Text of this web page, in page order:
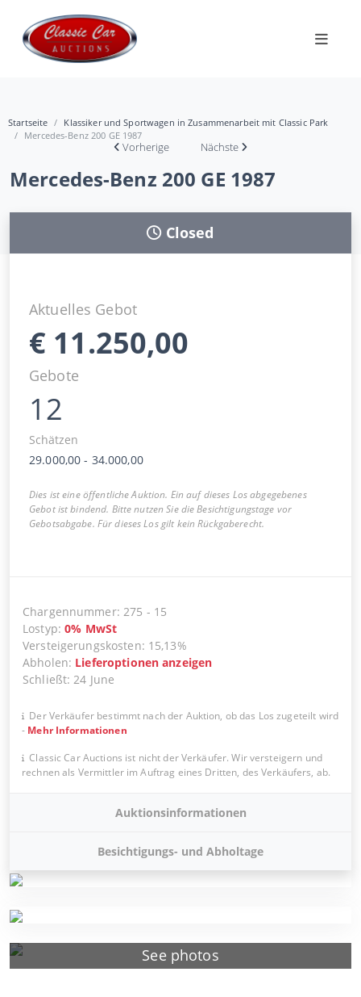
Startseite
Klassiker und Sportwagen in Zusammenarbeit mit Classic Park
Mercedes-Benz 200 GE 1987
Vorherige Nächste
Mercedes-Benz 200 GE 1987
See photos
Closed
Aktuelles Gebot
€ 11.250,00
Gebote
12
Schätzen
29.000,00 - 34.000,00
Dies ist eine öffentliche Auktion. Ein auf dieses Los abgegebenes
Gebot ist bindend. Bitte nutzen Sie die Besichtigungstage vor
Gebotsabgabe. Für dieses Los gilt kein Rückgaberecht.
Chargennummer:275 - 15
Lostyp:0% MwSt
Versteigerungskosten: 15,13%
Abholen: Lieferoptionen anzeigen
Schließt:24 June
Der Verkäufer bestimmt nach der Auktion, ob das Los zugeteilt wird
- Mehr Informationen
Classic Car Auctions ist nicht der Verkäufer. Wir versteigern und
rechnen als Vermittler im Auftrag eines Dritten, des Verkäufers, ab.
Auktionsinformationen
Besichtigungs- und Abholtage